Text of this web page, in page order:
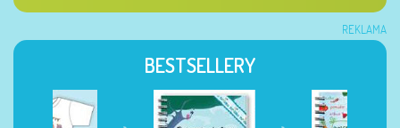
REKLAMA
BESTSELLERY